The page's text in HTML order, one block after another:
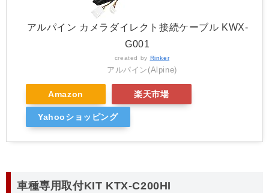
アルパイン カメラダイレクト接続ケーブル KWX-
G001
created by Rinker
アルパイン(Alpine)
Amazon 楽天市場
Yahooショッピング
車種専用取付KIT KTX-C200HI